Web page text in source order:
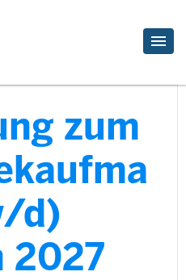
zum
d)
2027